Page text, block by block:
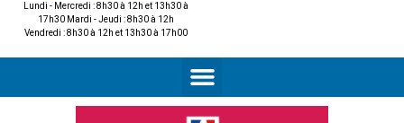
Lundi - Mercredi : 8h30 à 12h et 13h30 à
17h30 Mardi - Jeudi : 8h30 à 12h
Vendredi : 8h30 à 12h et 13h30 à 17h00